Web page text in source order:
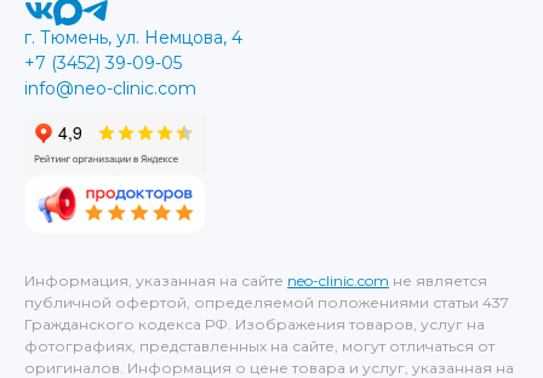
Информация, указанная на сайте neo-clinic.com не является
публичной офертой, определяемой положениями статьи 437
Гражданского кодекса РФ. Изображения товаров, услуг на
фотографиях, представленных на сайте, могут отличаться от
оригиналов. Информация о цене товара и услуг, указанная на
г. Тюмень, ул. Немцова, 4
+7 (3452) 39-09-05
info@neo-clinic.com